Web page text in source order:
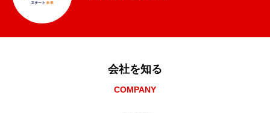
会社を知る
COMPANY